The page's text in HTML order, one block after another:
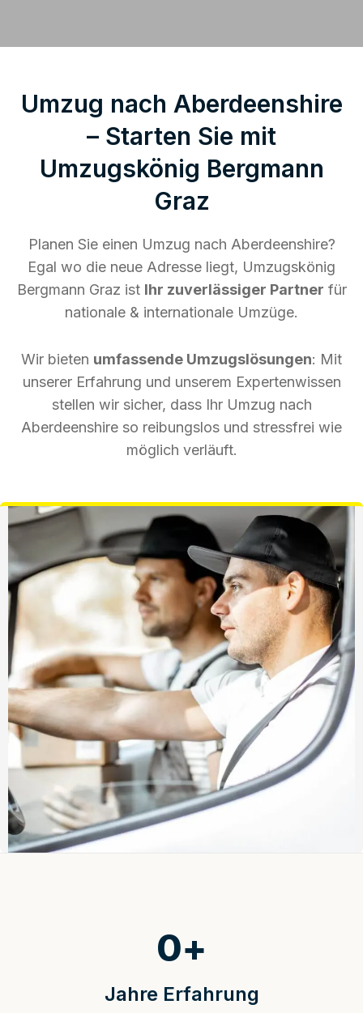
Umzug nach Aberdeenshire
– Starten Sie mit
Umzugskönig Bergmann
Graz
Planen Sie einen Umzug nach Aberdeenshire?
Egal wo die neue Adresse liegt, Umzugskönig
Bergmann Graz ist Ihr zuverlässiger Partner für
nationale & internationale Umzüge.
Wir bieten umfassende Umzugslösungen: Mit
unserer Erfahrung und unserem Expertenwissen
stellen wir sicher, dass Ihr Umzug nach
Aberdeenshire so reibungslos und stressfrei wie
möglich verläuft.
Jahre Erfahrung
0+